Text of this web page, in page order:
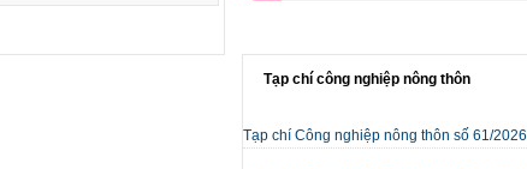
Tạp chí công nghiệp nông thôn
Tạp chí Công nghiệp nông thôn số 61/2026